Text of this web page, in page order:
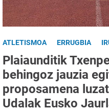
ATLETISMOA ERRUGBIA
Plaiaunditik
behingoz jauzia
proposamena
Udalak Eusko